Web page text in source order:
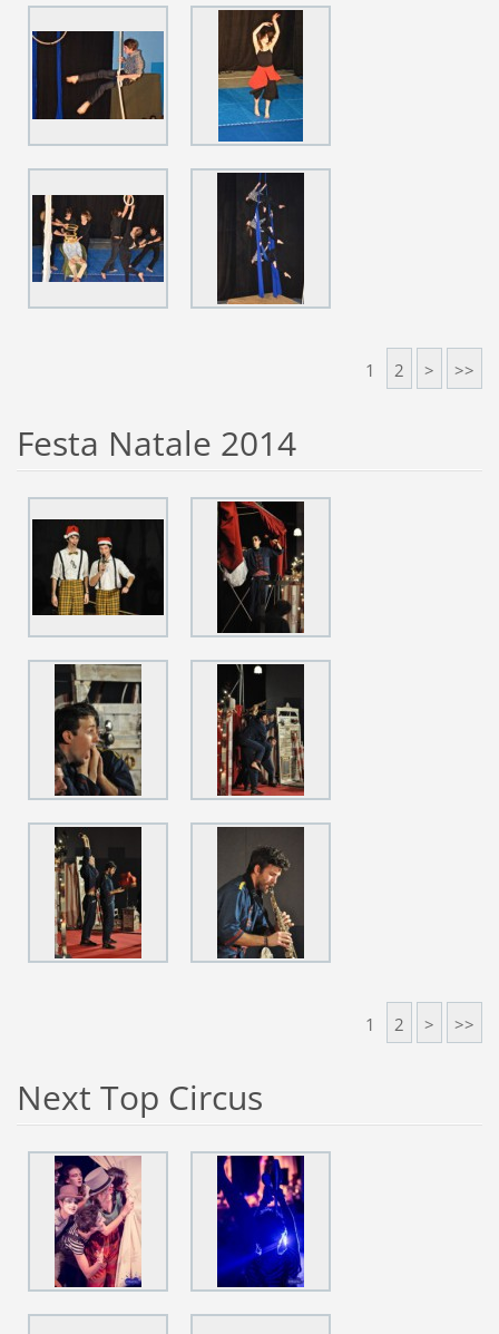
1 2 > >>
Festa Natale 2014
1 2 > >>
Next Top Circus